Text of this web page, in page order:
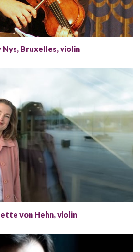
Nys, Bruxelles, violin
von Hehn, violin